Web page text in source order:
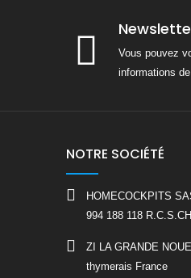
Vous pouvez
informations
NOTRE SOCIÉTÉ
HOMECOCKPITS
994 188 118
ZI LA GRANDE
thymerais France